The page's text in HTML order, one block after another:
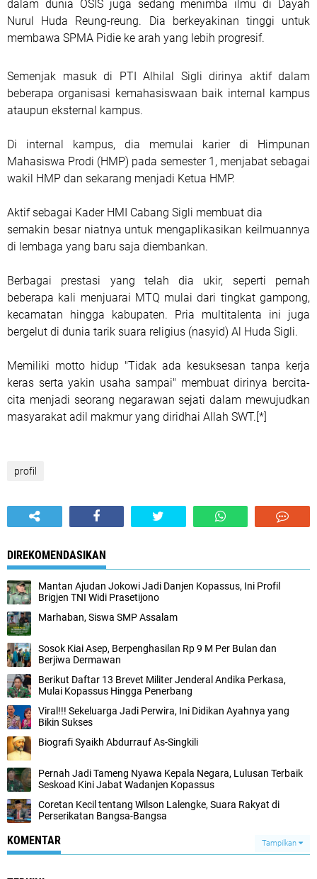
dalam dunia OSIS juga sedang menimba ilmu di Dayah
Nurul Huda Reung-reung. Dia berkeyakinan tinggi untuk
membawa SPMA Pidie ke arah yang lebih progresif.
Semenjak masuk di PTI Alhilal Sigli dirinya aktif dalam
beberapa organisasi kemahasiswaan baik internal kampus
ataupun eksternal kampus.
Di internal kampus, dia memulai karier di Himpunan
Mahasiswa Prodi (HMP) pada semester 1, menjabat sebagai
wakil HMP dan sekarang menjadi Ketua HMP.
Aktif sebagai Kader HMI Cabang Sigli membuat dia
semakin besar niatnya untuk mengaplikasikan keilmuannya
di lembaga yang baru saja diembankan.
Berbagai prestasi yang telah dia ukir, seperti pernah
beberapa kali menjuarai MTQ mulai dari tingkat gampong,
kecamatan hingga kabupaten. Pria multitalenta ini juga
bergelut di dunia tarik suara religius (nasyid) Al Huda Sigli.
Memiliki motto hidup "Tidak ada kesuksesan tanpa kerja
keras serta yakin usaha sampai" membuat dirinya bercita-
cita menjadi seorang negarawan sejati dalam mewujudkan
masyarakat adil makmur yang diridhai Allah SWT.[*]
profil
DIREKOMENDASIKAN
Mantan Ajudan Jokowi Jadi Danjen Kopassus, Ini Profil
Brigjen TNI Widi Prasetijono
Marhaban, Siswa SMP Assalam
Sosok Kiai Asep, Berpenghasilan Rp 9 M Per Bulan dan
Berjiwa Dermawan
Berikut Daftar 13 Brevet Militer Jenderal Andika Perkasa,
Mulai Kopassus Hingga Penerbang
Viral!!! Sekeluarga Jadi Perwira, Ini Didikan Ayahnya yang
Bikin Sukses
Biografi Syaikh Abdurrauf As-Singkili
Pernah Jadi Tameng Nyawa Kepala Negara, Lulusan Terbaik
Seskoad Kini Jabat Wadanjen Kopassus
Coretan Kecil tentang Wilson Lalengke, Suara Rakyat di
Perserikatan Bangsa-Bangsa
KOMENTAR Tampilkan